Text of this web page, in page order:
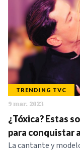
TRENDING TVC
9 mar. 2023
¿Tóxica? Estas
para conquistar
La cantante y